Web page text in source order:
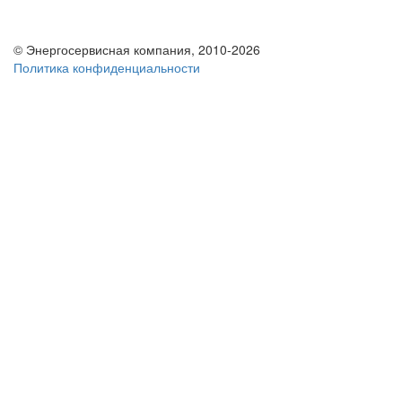
© Энергосервисная компания, 2010-2026
Политика конфиденциальности